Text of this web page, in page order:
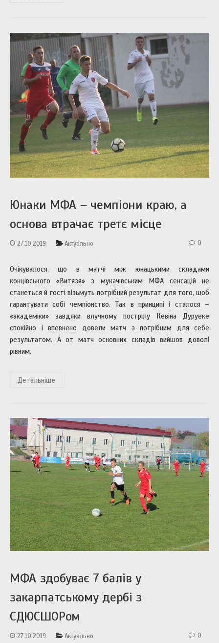
Юнаки МФА – чемпіони краю, а
основа втрачає третє місце
27.10.2019 Актуально 0
Очікувалося, що в матчі між юнацькими складами
концівського «Витязя» з мукачівським МФА сенсацій не
станеться й гості візьмуть потрібний результат для того, щоб
гарантувати собі чемпіонство. Так в принципі і сталося –
«академіки» завдяки влучному пострілу Кевіна Дуруеке
спокійно і впевнено довели матч з потрібним для себе
результатом. А от матч основних складів вийшов доволі
рівним.
Детальніше
МФА здобуває 7 балів у
закарпатському дербі з
СДЮСШОРом
27.10.2019 Актуально 0